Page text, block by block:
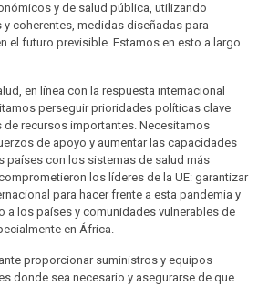
y de salud pública, utilizando
coherentes, medidas diseñadas para
el futuro previsible. Estamos en esto a largo
en línea con la respuesta internacional
perseguir prioridades políticas clave
de recursos importantes. Necesitamos
de apoyo y aumentar las capacidades
países con los sistemas de salud más
los líderes de la UE: garantizar
para hacer frente a esta pandemia y
a los países y comunidades vulnerables de
en África.
proporcionar suministros y equipos
donde sea necesario y asegurarse de que